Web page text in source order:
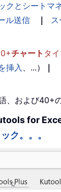
クとシートマ
ル送信 ｜
チャート タ
挿入、...） ｜
および40+
for
ク。。。